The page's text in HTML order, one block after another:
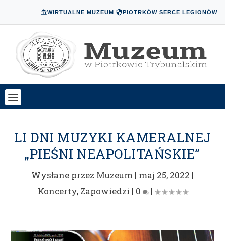
WIRTUALNE MUZEUM| PIOTRKÓW SERCE LEGIONÓW
LI DNI MUZYKI KAMERALNEJ
„PIEŚNI NEAPOLITAŃSKIE”
Wysłane przez Muzeum | maj 25, 2022 |
Koncerty, Zapowiedzi | 0 |